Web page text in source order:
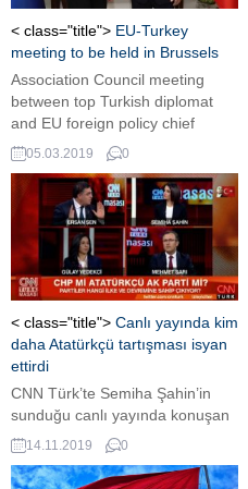
< class="title"> EU-Turkey
meeting to be held in Brussels
Association Council meeting
between top Turkish diplomat
and EU foreign policy chief
Federica Mogherini due on
March 15.
05.03.2019 0
< class="title"> Canlı yayında kim
daha Atatürkçü tartışması isyan
ettirdi
CNN Türk’te Semiha Şahin’in
sunduğu canlı yayında konuşan
hukukçu Ersan Şen, özellikle
siyasilerin Atatürk üzerinden
girdiği tartışmaların hiçbir zaman
14.11.2019 0